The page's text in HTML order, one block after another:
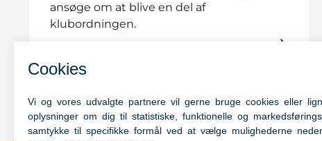
ansøge om at blive en del af
klubordningen.